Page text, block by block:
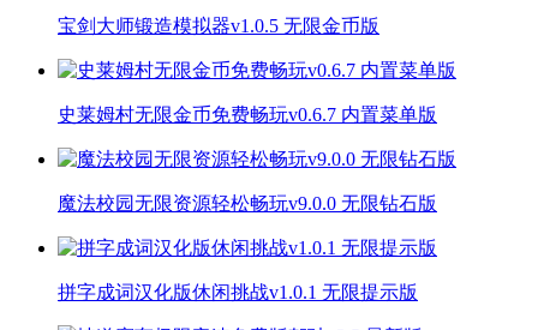
宝剑大师锻造模拟器v1.0.5 无限金币版
史莱姆村无限金币免费畅玩v0.6.7 内置菜单版
魔法校园无限资源轻松畅玩v9.0.0 无限钻石版
拼字成词汉化版休闲挑战v1.0.1 无限提示版